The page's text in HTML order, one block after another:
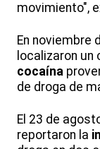
movimiento",
En noviembre
localizaron
cocaína
de droga de
El 23 de
reportaron la